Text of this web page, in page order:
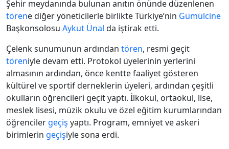
Şehir meydanında bulunan anıtın önünde düzenlenen
törene diğer yöneticilerle birlikte Türkiye’nin Gümülcine
Başkonsolosu Aykut Ünal da iştirak etti.
Çelenk sunumunun ardından tören, resmi geçit
töreniyle devam etti. Protokol üyelerinin yerlerini
almasının ardından, önce kentte faaliyet gösteren
kültürel ve sportif derneklerin üyeleri, ardından çeşitli
okulların öğrencileri geçit yaptı. İlkokul, ortaokul, lise,
meslek lisesi, müzik okulu ve özel eğitim kurumlarından
öğrenciler geçiş yaptı. Program, emniyet ve askeri
birimlerin geçişiyle sona erdi.